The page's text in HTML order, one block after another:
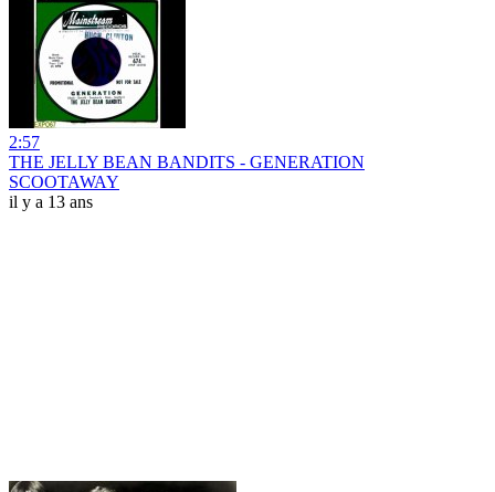
2:57
THE JELLY BEAN BANDITS - GENERATION
SCOOTAWAY
il y a 13 ans